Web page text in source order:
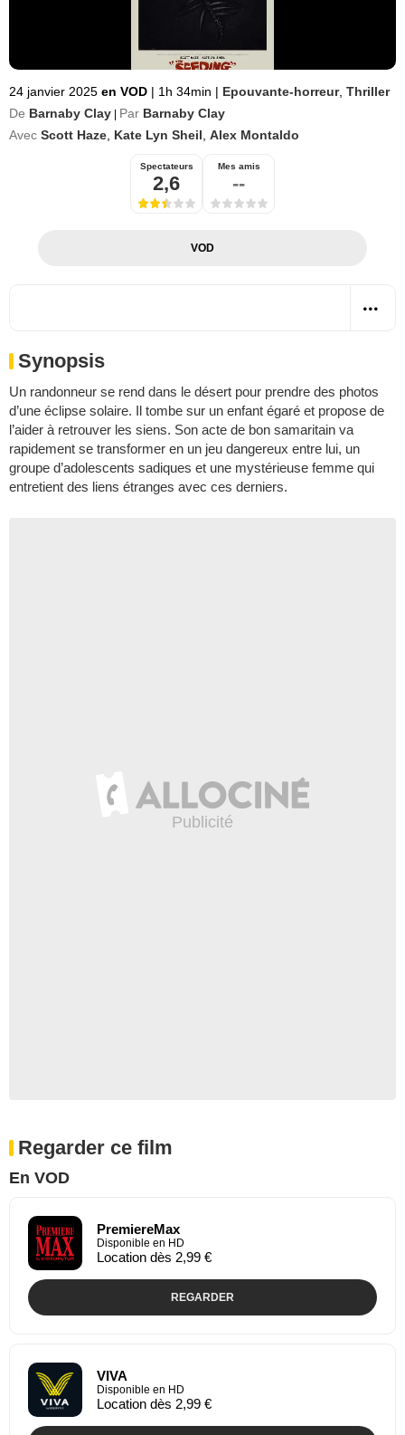
24 janvier 2025 en VOD | 1h 34min | Epouvante-horreur, Thriller
De Barnaby Clay Par Barnaby Clay
Avec Scott Haze Kate Lyn Sheil Alex Montaldo
Spectateurs
2,6
Mes amis
--
VOD
Synopsis
Un randonneur se rend dans le désert pour prendre des photos
d’une éclipse solaire. Il tombe sur un enfant égaré et propose de
l’aider à retrouver les siens. Son acte de bon samaritain va
rapidement se transformer en un jeu dangereux entre lui, un
groupe d’adolescents sadiques et une mystérieuse femme qui
entretient des liens étranges avec ces derniers.
Regarder ce film
En VOD
PremiereMax
Disponible en HD
Location dès 2,99 €
REGARDER
VIVA
Disponible en HD
Location dès 2,99 €